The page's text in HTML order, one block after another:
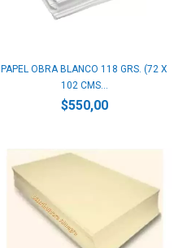
PAPEL OBRA BLANCO 118 GRS. (72 X
102 CMS...
$550,00